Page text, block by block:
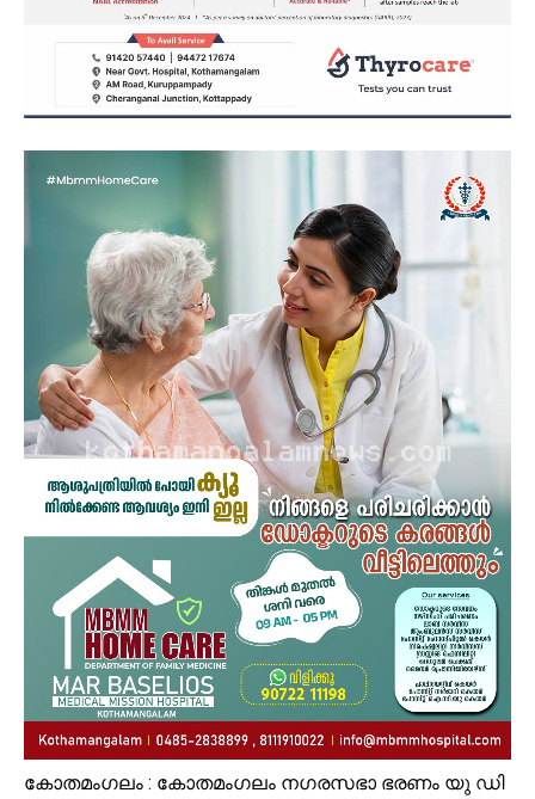
കോതമംഗലം : കോതമംഗലം നഗരസഭാ ഭരണം യു ഡി